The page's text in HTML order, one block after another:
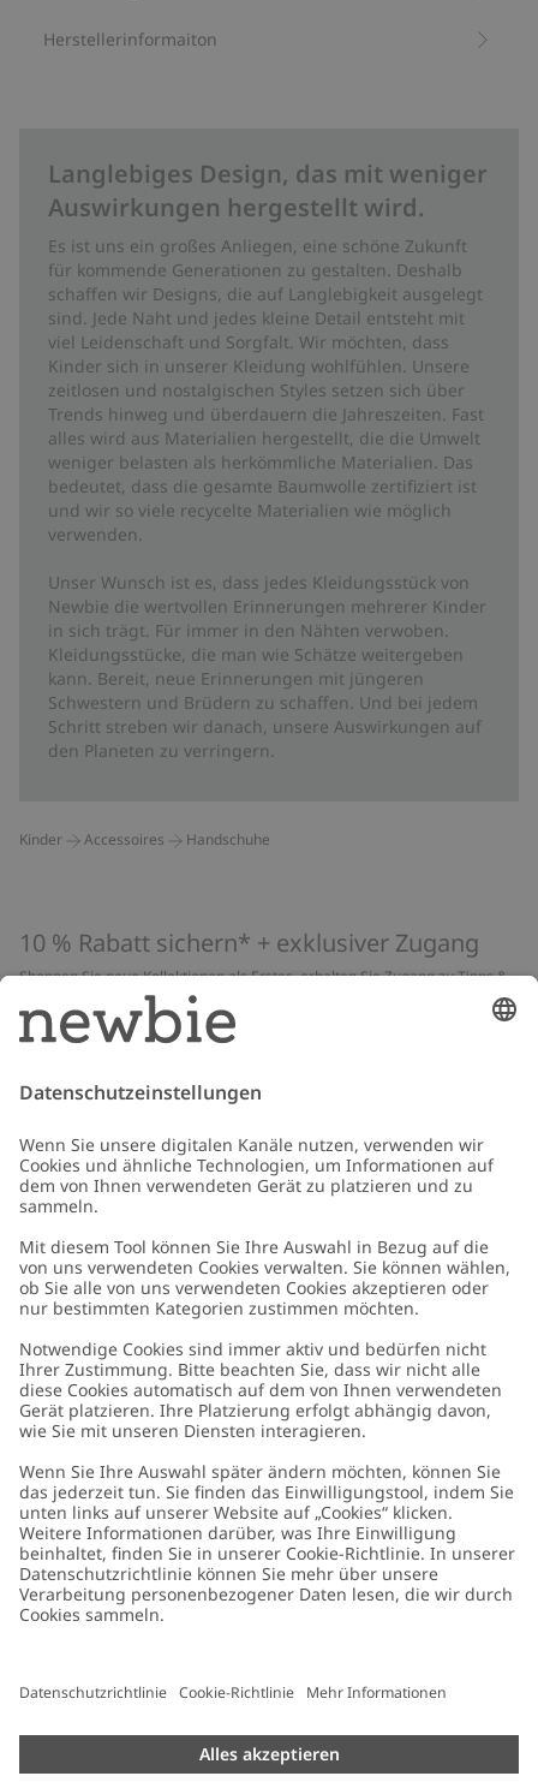
Herstellerinformaiton
Langlebiges Design, das mit weniger
Auswirkungen hergestellt wird.
Es ist uns ein großes Anliegen, eine schöne Zukunft
für kommende Generationen zu gestalten. Deshalb
schaffen wir Designs, die auf Langlebigkeit ausgelegt
sind. Jede Naht und jedes kleine Detail entsteht mit
viel Leidenschaft und Sorgfalt. Wir möchten, dass
Kinder sich in unserer Kleidung wohlfühlen. Unsere
zeitlosen und nostalgischen Styles setzen sich über
Trends hinweg und überdauern die Jahreszeiten. Fast
alles wird aus Materialien hergestellt, die die Umwelt
weniger belasten als herkömmliche Materialien. Das
bedeutet, dass die gesamte Baumwolle zertifiziert ist
und wir so viele recycelte Materialien wie möglich
verwenden.
Unser Wunsch ist es, dass jedes Kleidungsstück von
Newbie die wertvollen Erinnerungen mehrerer Kinder
in sich trägt. Für immer in den Nähten verwoben.
Kleidungsstücke, die man wie Schätze weitergeben
kann. Bereit, neue Erinnerungen mit jüngeren
Schwestern und Brüdern zu schaffen. Und bei jedem
Schritt streben wir danach, unsere Auswirkungen auf
den Planeten zu verringern.
Kinder Accessoires Handschuhe
10 % Rabatt sichern* + exklusiver Zugang
Shoppen Sie neue Kollektionen als Erstes, erhalten Sie Zugang zu Tipps &
Guides und profitieren Sie von exklusiven Angeboten
*Gilt nur für deine erste Bestellung und ist nicht mit anderen Rabatten
oder Angeboten kombinierbar. Gilt nicht für limitierte Artikel. Lies unsere
Schicken
Kundenservice
Kontaktieren Sie uns
FAQ
Barrierefreiheit
Datenschutzrichtlinie
Cookie-Richtlinie
Größenratgeber
Über uns
Über Newbie
Nachhaltigkeit
Impressum
Presse
Germany Standort ändern
Cookies